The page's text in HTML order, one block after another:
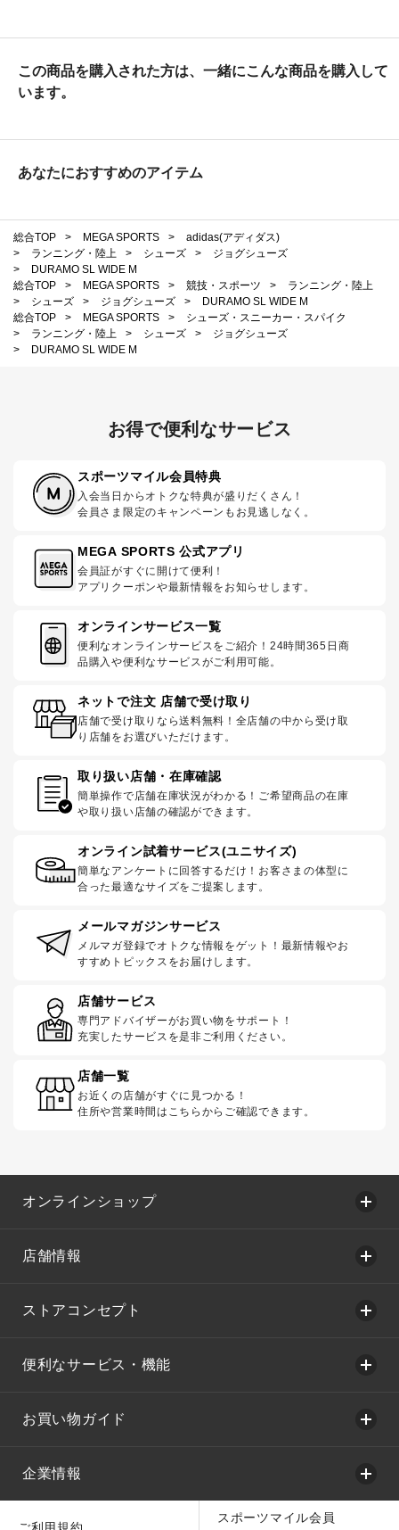
この商品を購入された方は、一緒にこんな商品を購入して
います。
あなたにおすすめのアイテム
総合TOP > MEGA SPORTS >
adidas(アディダス)
>
ランニング・陸上 > シューズ >
ジョグシューズ
>
DURAMO SL WIDE M
総合TOP
> MEGA SPORTS > 競技・スポーツ >
ランニング・陸上
>
シューズ > ジョグシューズ >
DURAMO SL WIDE M
総合TOP
> MEGA SPORTS >
シューズ・スニーカー・スパイク
>
ランニング・陸上 > シューズ >
ジョグシューズ
>
DURAMO SL WIDE M
お得で便利なサービス
スポーツマイル会員特典
入会当日からオトクな特典が盛りだくさん！
会員さま限定のキャンペーンもお見逃しなく。
MEGA SPORTS 公式アプリ
会員証がすぐに開けて便利！
アプリクーポンや最新情報をお知らせします。
オンラインサービス一覧
便利なオンラインサービスをご紹介！24時間365日商
品購入や便利なサービスがご利用可能。
ネットで注文 店舗で受け取り
店舗で受け取りなら送料無料！全店舗の中から受け取
り店舗をお選びいただけます。
取り扱い店舗・在庫確認
簡単操作で店舗在庫状況がわかる！ご希望商品の在庫
や取り扱い店舗の確認ができます。
オンライン試着サービス(ユニサイズ)
簡単なアンケートに回答するだけ！お客さまの体型に
合った最適なサイズをご提案します。
メールマガジンサービス
メルマガ登録でオトクな情報をゲット！最新情報やお
すすめトピックスをお届けします。
店舗サービス
専門アドバイザーがお買い物をサポート！
充実したサービスを是非ご利用ください。
店舗一覧
お近くの店舗がすぐに見つかる！
住所や営業時間はこちらからご確認できます。
オンラインショップ
店舗情報
ストアコンセプト
便利なサービス・機能
お買い物ガイド
企業情報
ご利用規約
スポーツマイル会員